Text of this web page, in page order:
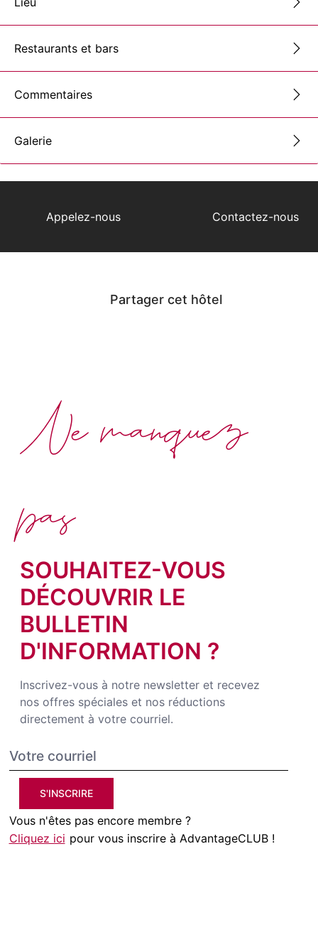
Restaurants et bars
Commentaires
Galerie
Appelez-nous Contactez-nous
Partager cet hôtel
SOUHAITEZ-VOUS
DÉCOUVRIR LE
BULLETIN
D'INFORMATION ?
Inscrivez-vous à notre newsletter et recevez
nos offres spéciales et nos réductions
directement à votre courriel.
S'INSCRIRE
Vous n'êtes pas encore membre ?
Cliquez ici pour vous inscrire à AdvantageCLUB !
Ne manquez
pas